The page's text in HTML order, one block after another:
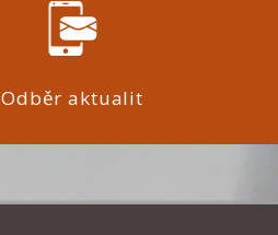
Odběr aktualit